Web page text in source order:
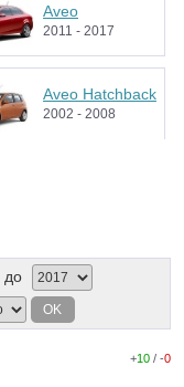
Aveo
2011 - 2017
Aveo Hatchback
2002 - 2008
до
OK
+10 / -0